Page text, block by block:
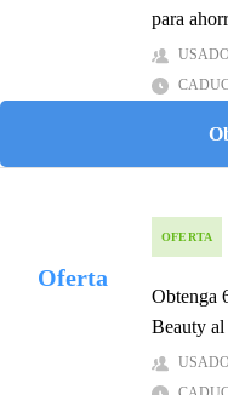
para
Oferta
OFERTA
Obtenga
Beauty